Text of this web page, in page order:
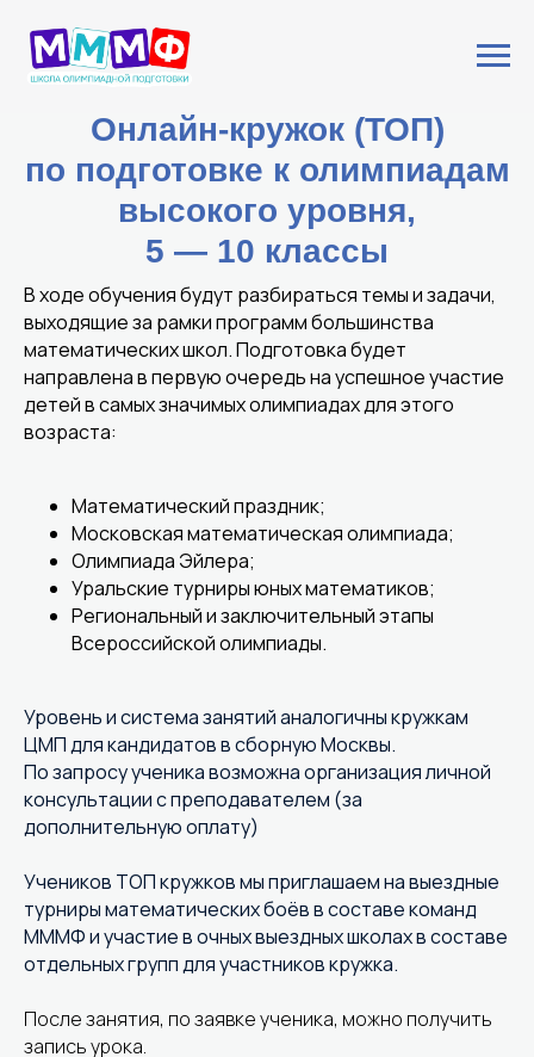
Онлайн-кружок (ТОП)
по подготовке к олимпиадам
высокого уровня,
5 — 10 классы
В ходе обучения будут разбираться темы и задачи,
выходящие за рамки программ большинства
математических школ. Подготовка будет
направлена в первую очередь на успешное участие
детей в самых значимых олимпиадах для этого
возраста:
Математический праздник;
Московская математическая олимпиада;
Олимпиада Эйлера;
Уральские турниры юных математиков;
Региональный и заключительный этапы
Всероссийской олимпиады.
Уровень и система занятий аналогичны кружкам
ЦМП для кандидатов в сборную Москвы.
По запросу ученика возможна организация личной
консультации с преподавателем (за
дополнительную оплату)
Учеников ТОП кружков мы приглашаем на выездные
турниры математических боёв в составе команд
МММФ и участие в очных выездных школах в составе
отдельных групп для участников кружка.
После занятия, по заявке ученика, можно получить
запись урока.